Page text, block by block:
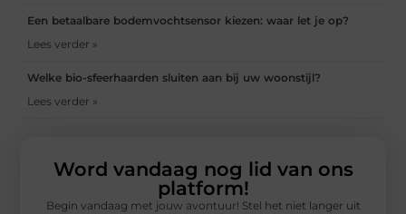
Een betaalbare bodemvochtsensor kiezen: waar let je op?
Lees verder »
Welke bio-sfeerhaarden sluiten aan bij uw woonstijl?
Lees verder »
Word vandaag nog lid van ons
platform!
Begin vandaag met jouw avontuur! Stel het niet langer uit